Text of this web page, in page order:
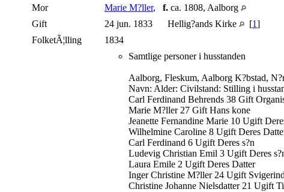
Mor
Marie M?ller, f. ca. 1808, Aalborg
Gift
24 jun. 1833 Hellig?ands Kirke [1]
FolketÃ¦lling
1834
Samtlige personer i husstanden
Aalborg, Fleskum, Aalborg K?bstad,
Navn: Alder: Civilstand: Stilling i
Carl Ferdinand Behrends 38 Gift
Marie M?ller 27 Gift Hans kone
Jeanette Fernandine Marie 10 Ugift
Wilhelmine Caroline 8 Ugift Deres
Carl Ferdinand 6 Ugift Deres s?n
Ludevig Christian Emil 3 Ugift Deres
Laura Emile 2 Ugift Deres Datter
Inger Christine M?ller 24 Ugift
Christine Johanne Nielsdatter 21 Ugift